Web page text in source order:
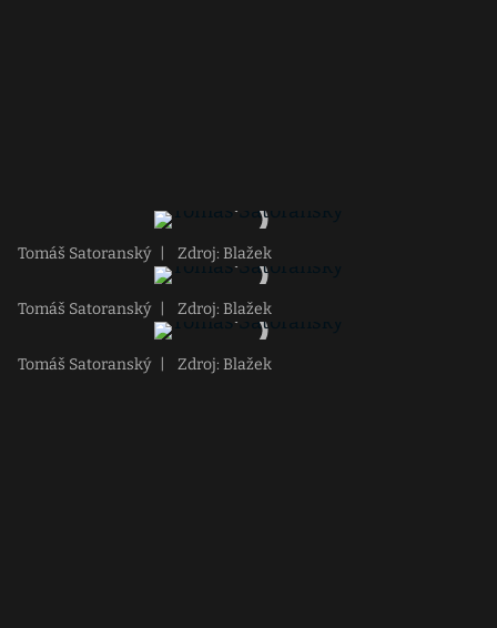
Tomáš Satoranský Zdroj: Blažek
Tomáš Satoranský Zdroj: Blažek
Tomáš Satoranský Zdroj: Blažek